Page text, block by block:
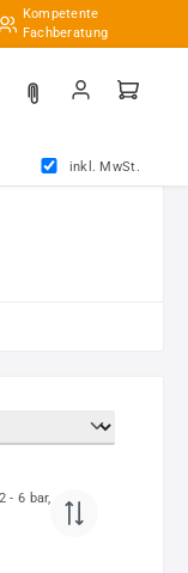
Kompetente
Fachberatung
inkl. MwSt.